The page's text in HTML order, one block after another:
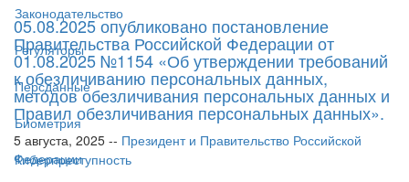
Законодательство
Регуляторы
Персданные
Биометрия
Киберпреступность
05.08.2025 опубликовано постановление
Правительства Российской Федерации от
01.08.2025 №1154 «Об утверждении требований
к обезличиванию персональных данных,
методов обезличивания персональных данных и
Правил обезличивания персональных данных».
5 августа, 2025 -- Президент и Правительство Российской
Федерации